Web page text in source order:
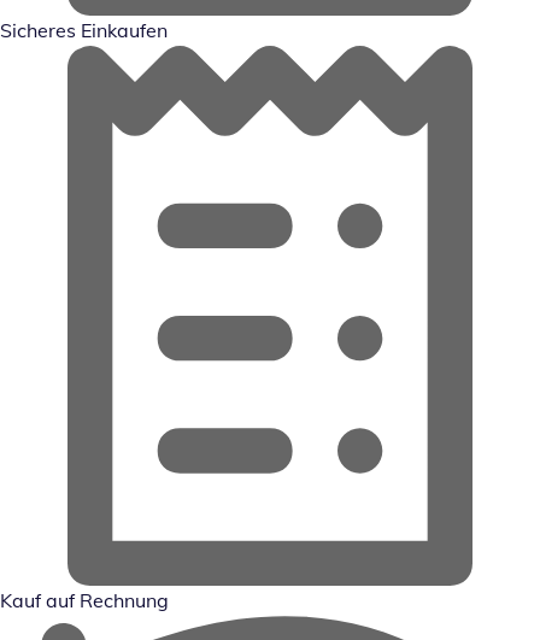
Sicheres Einkaufen
Kauf auf Rechnung